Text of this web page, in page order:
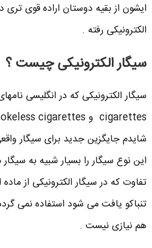
ایشون از بقیه دوستان اراده قوی تری
الکترونیکی رفته .
سیگار الکترونیکی چیست ؟
شایدم جایگزین جدید برای سیگار
این نوع سیگار را بسیار شبیه به
تفاوت که در سیگار الکترونیکی از ماده
تنباکو یافت می شود استفاده نمی
هم نیازی نیست .